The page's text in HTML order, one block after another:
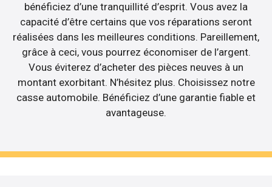
bénéficiez d’une tranquillité d’esprit. Vous avez la
capacité d’être certains que vos réparations seront
réalisées dans les meilleures conditions. Pareillement,
grâce à ceci, vous pourrez économiser de l’argent.
Vous éviterez d’acheter des pièces neuves à un
montant exorbitant. N’hésitez plus. Choisissez notre
casse automobile. Bénéficiez d’une garantie fiable et
avantageuse.